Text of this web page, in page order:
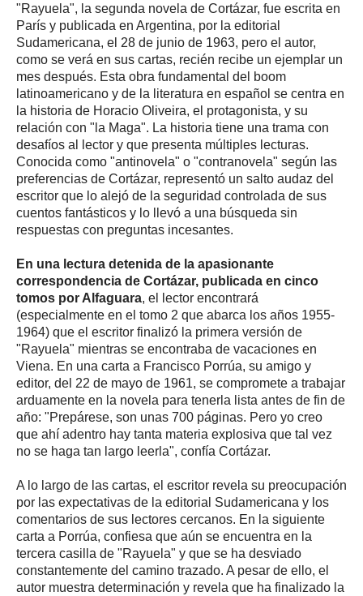
"Rayuela", la segunda novela de Cortázar, fue escrita en
París y publicada en Argentina, por la editorial
Sudamericana, el 28 de junio de 1963, pero el autor,
como se verá en sus cartas, recién recibe un ejemplar un
mes después. Esta obra fundamental del boom
latinoamericano y de la literatura en español se centra en
la historia de Horacio Oliveira, el protagonista, y su
relación con "la Maga". La historia tiene una trama con
desafíos al lector y que presenta múltiples lecturas.
Conocida como "antinovela" o "contranovela" según las
preferencias de Cortázar, representó un salto audaz del
escritor que lo alejó de la seguridad controlada de sus
cuentos fantásticos y lo llevó a una búsqueda sin
respuestas con preguntas incesantes.
En una lectura detenida de la apasionante
correspondencia de Cortázar, publicada en cinco
tomos por Alfaguara, el lector encontrará
(especialmente en el tomo 2 que abarca los años 1955-
1964) que el escritor finalizó la primera versión de
"Rayuela" mientras se encontraba de vacaciones en
Viena. En una carta a Francisco Porrúa, su amigo y
editor, del 22 de mayo de 1961, se compromete a trabajar
arduamente en la novela para tenerla lista antes de fin de
año: "Prepárese, son unas 700 páginas. Pero yo creo
que ahí adentro hay tanta materia explosiva que tal vez
no se haga tan largo leerla", confía Cortázar.
A lo largo de las cartas, el escritor revela su preocupación
por las expectativas de la editorial Sudamericana y los
comentarios de sus lectores cercanos. En la siguiente
carta a Porrúa, confiesa que aún se encuentra en la
tercera casilla de "Rayuela" y que se ha desviado
constantemente del camino trazado. A pesar de ello, el
autor muestra determinación y revela que ha finalizado la